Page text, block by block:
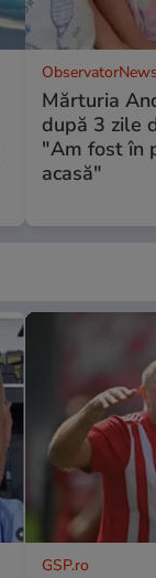
Mărturia
după 3 zile
"Am fost în
acasă"
GSP.ro